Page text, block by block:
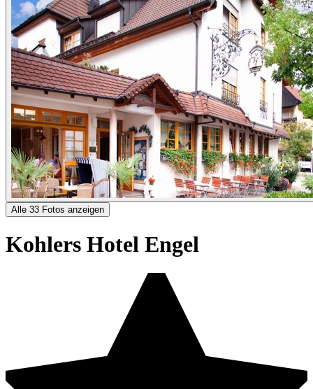
Alle 33 Fotos anzeigen
Kohlers Hotel Engel